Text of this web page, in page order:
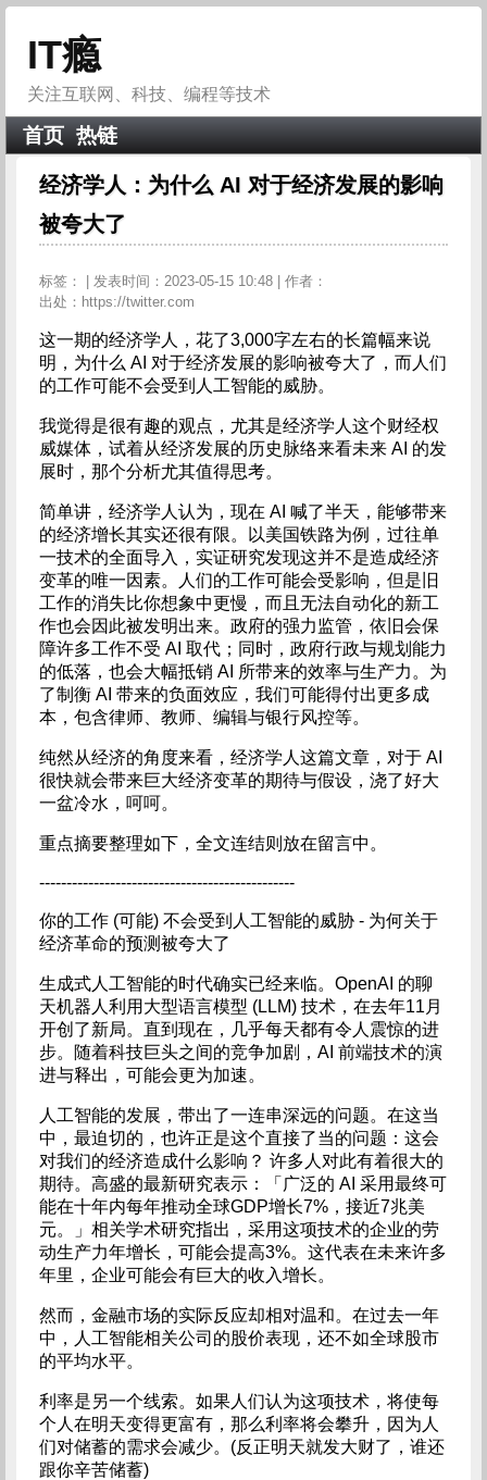
IT瘾
关注互联网、科技、编程等技术
首页 热链
经济学人：为什么 AI 对于经济发展的影响
被夸大了
标签：
| 发表时间：2023-05-15 10:48 | 作者：
出处：https://twitter.com
这一期的经济学人，花了3,000字左右的长篇幅来说
明，为什么 AI 对于经济发展的影响被夸大了，而人们
的工作可能不会受到人工智能的威胁。
我觉得是很有趣的观点，尤其是经济学人这个财经权
威媒体，试着从经济发展的历史脉络来看未来 AI 的发
展时，那个分析尤其值得思考。
简单讲，经济学人认为，现在 AI 喊了半天，能够带来
的经济增长其实还很有限。以美国铁路为例，过往单
一技术的全面导入，实证研究发现这并不是造成经济
变革的唯一因素。人们的工作可能会受影响，但是旧
工作的消失比你想象中更慢，而且无法自动化的新工
作也会因此被发明出来。政府的强力监管，依旧会保
障许多工作不受 AI 取代；同时，政府行政与规划能力
的低落，也会大幅抵销 AI 所带来的效率与生产力。为
了制衡 AI 带来的负面效应，我们可能得付出更多成
本，包含律师、教师、编辑与银行风控等。
纯然从经济的角度来看，经济学人这篇文章，对于 AI
很快就会带来巨大经济变革的期待与假设，浇了好大
一盆冷水，呵呵。
重点摘要整理如下，全文连结则放在留言中。
-----------------------------------------------
你的工作 (可能) 不会受到人工智能的威胁 - 为何关于
经济革命的预测被夸大了
生成式人工智能的时代确实已经来临。OpenAI 的聊
天机器人利用大型语言模型 (LLM) 技术，在去年11月
开创了新局。直到现在，几乎每天都有令人震惊的进
步。随着科技巨头之间的竞争加剧，AI 前端技术的演
进与释出，可能会更为加速。
人工智能的发展，带出了一连串深远的问题。在这当
中，最迫切的，也许正是这个直接了当的问题：这会
对我们的经济造成什么影响？ 许多人对此有着很大的
期待。高盛的最新研究表示：「广泛的 AI 采用最终可
能在十年内每年推动全球GDP增长7%，接近7兆美
元。」相关学术研究指出，采用这项技术的企业的劳
动生产力年增长，可能会提高3%。这代表在未来许多
年里，企业可能会有巨大的收入增长。
然而，金融市场的实际反应却相对温和。在过去一年
中，人工智能相关公司的股价表现，还不如全球股市
的平均水平。
利率是另一个线索。如果人们认为这项技术，将使每
个人在明天变得更富有，那么利率将会攀升，因为人
们对储蓄的需求会减少。(反正明天就发大财了，谁还
跟你辛苦储蓄)